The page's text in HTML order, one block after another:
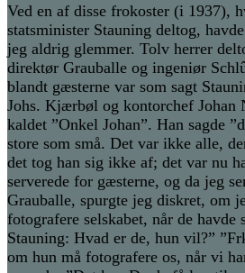
Ved en af disse frokoster (i 1937),
statsminister Stauning deltog,
jeg aldrig glemmer. Tolv herrer
direktør Grauballe og ingeniør
blandt gæsterne var som sagt
Johs. Kjærbøl og kontorchef Johan
kaldet ”Onkel Johan”. Han sagde
store som små. Det var ikke alle,
det tog han sig ikke af; det var nu
serverede for gæsterne, og da jeg
Grauballe, spurgte jeg diskret, om
fotografere selskabet, når de havde
Stauning: Hvad er de, hun vil?”
om hun må fotografere os, når vi